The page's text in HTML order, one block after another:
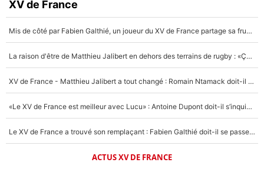
XV de France
Mis de côté par Fabien Galthié, un joueur du XV de France partage sa frustration : «ils ne me l’ont pas dit tout de suite»
La raison d'être de Matthieu Jalibert en dehors des terrains de rugby : «Ça m'atteint autant que si tu touches à un membre de ma famille»
XV de France - Matthieu Jalibert a tout changé : Romain Ntamack doit-il s’inquiéter pour sa place à un an de la Coupe du monde ?
«Le XV de France est meilleur avec Lucu» : Antoine Dupont doit-il s’inquiéter pour sa place ?
Le XV de France a trouvé son remplaçant : Fabien Galthié doit-il se passer d'Antoine Dupont ?
ACTUS XV DE FRANCE